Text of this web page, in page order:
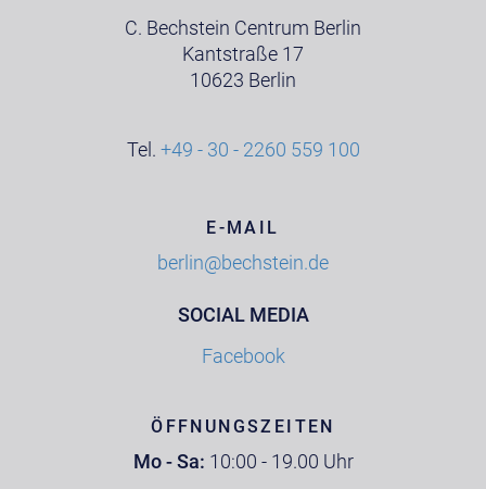
C. Bechstein Centrum Berlin
Kantstraße 17
10623 Berlin
Tel. +49 - 30 - 2260 559 100
E-MAIL
berlin@bechstein.de
SOCIAL MEDIA
Facebook
ÖFFNUNGSZEITEN
Mo - Sa: 10:00 - 19.00 Uhr